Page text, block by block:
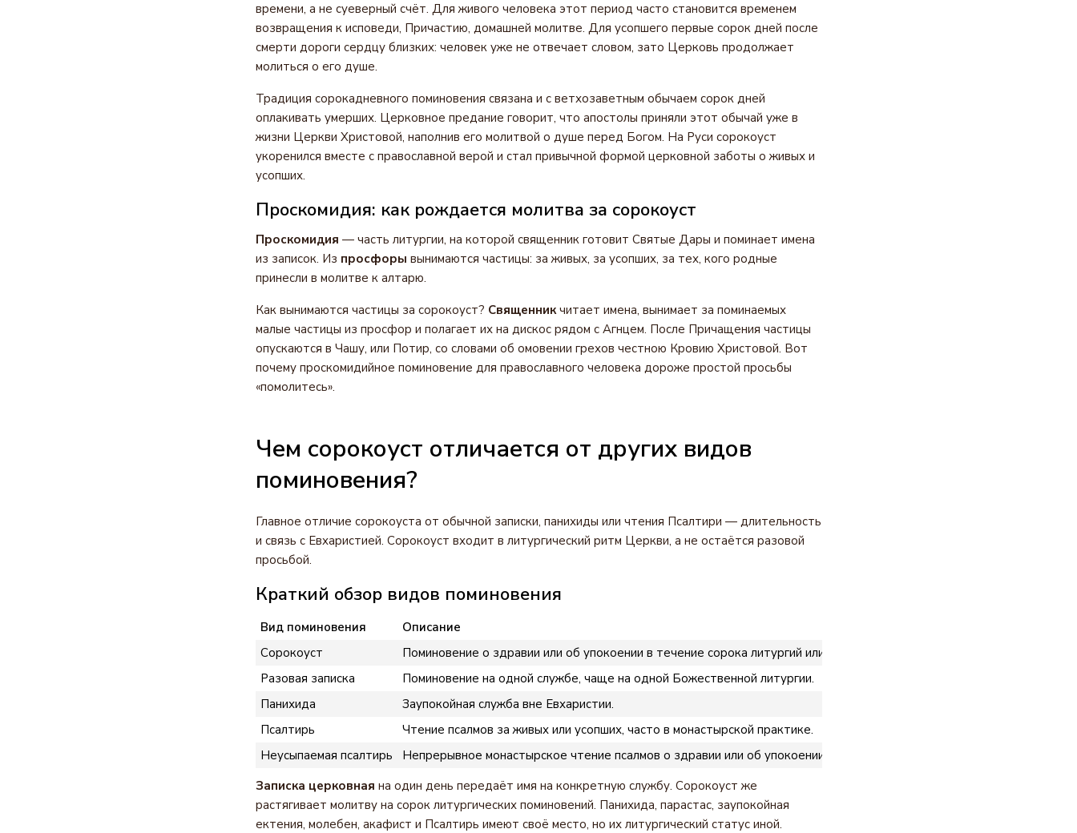
времени, а не суеверный счёт. Для живого человека этот период часто становится временем
возвращения к исповеди, Причастию, домашней молитве. Для усопшего первые сорок дней после
смерти дороги сердцу близких: человек уже не отвечает словом, зато Церковь продолжает
молиться о его душе.
Традиция сорокадневного поминовения связана и с ветхозаветным обычаем сорок дней
оплакивать умерших. Церковное предание говорит, что апостолы приняли этот обычай уже в
жизни Церкви Христовой, наполнив его молитвой о душе перед Богом. На Руси сорокоуст
укоренился вместе с православной верой и стал привычной формой церковной заботы о живых и
усопших.
Проскомидия: как рождается молитва за сорокоуст
Проскомидия — часть литургии, на которой священник готовит Святые Дары и поминает имена
из записок. Из просфоры вынимаются частицы: за живых, за усопших, за тех, кого родные
принесли в молитве к алтарю.
Как вынимаются частицы за сорокоуст? Священникчитает имена, вынимает за поминаемых
малые частицы из просфор и полагает их на дискос рядом с Агнцем. После Причащения частицы
опускаются в Чашу, или Потир, со словами об омовении грехов честною Кровию Христовой. Вот
почему проскомидийное поминовение для православного человека дороже простой просьбы
«помолитесь».
Чем сорокоуст отличается от других видов
поминовения?
Главное отличие сорокоуста от обычной записки, панихиды или чтения Псалтири — длительность
и связь с Евхаристией. Сорокоуст входит в литургический ритм Церкви, а не остаётся разовой
просьбой.
Краткий обзор видов поминовения
Вид поминовения
Описание
Сорокоуст
Поминовение о здравии или об упокоении в течение сорока литургий или сорока дней, если литургия служится
Разовая записка
Поминовение на одной службе, чаще на одной Божественной литургии.
Панихида
Заупокойная служба вне Евхаристии.
Псалтирь
Чтение псалмов за живых или усопших, часто в монастырской практике.
Неусыпаемая псалтирь
Непрерывное монастырское чтение псалмов о здравии или об упокоении, обычно посменно, день и ночь.
Записка церковная на один день передаёт имя на конкретную службу. Сорокоуст же
растягивает молитву на сорок литургических поминовений. Панихида, парастас, заупокойная
ектения, молебен, акафист и Псалтирь имеют своё место, но их литургический статус иной.